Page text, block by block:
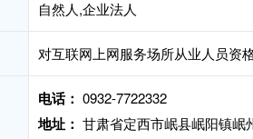
自然人,企业法人
对互联网上网服务场所从业人员资
电话： 0932-7722332
地址： 甘肃省定西市岷县岷阳镇岷